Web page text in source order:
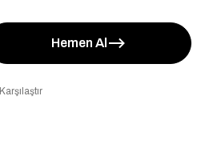
Hemen Al
Karşılaştır